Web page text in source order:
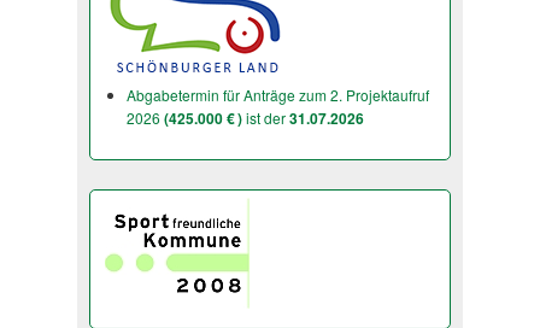
Abgabetermin für Anträge zum 2. Projektaufruf
2026 (425.000 € )ist der31.07.2026